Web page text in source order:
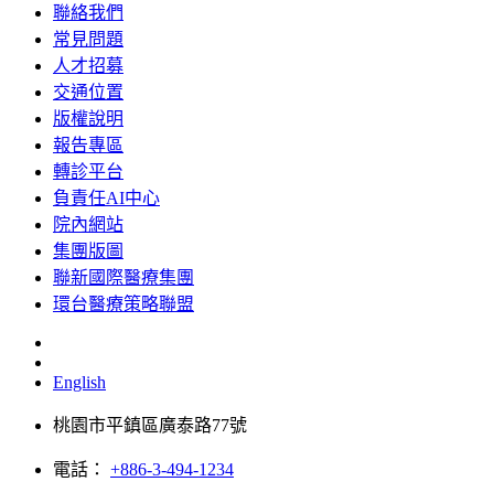
聯絡我們
常見問題
人才招募
交通位置
版權說明
報告專區
轉診平台
負責任AI中心
院內網站
集團版圖
聯新國際醫療集團
環台醫療策略聯盟
English
桃園市平鎮區廣泰路77號
電話： +886-3-494-1234